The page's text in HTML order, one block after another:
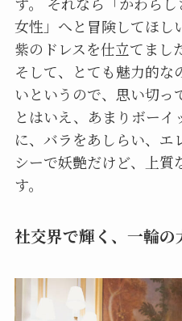
女性」へと冒険してほし
紫のドレスを仕立てまし
そして、とても魅力的な
いというので、思い切っ
とはいえ、あまりボーイ
に、バラをあしらい、エ
シーで妖艶だけど、上質
す。
社交界で輝く、一輪の